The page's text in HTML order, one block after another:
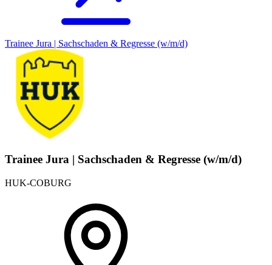
Trainee Jura | Sachschaden & Regresse (w/m/d)
Trainee Jura | Sachschaden & Regresse (w/m/d)
HUK-COBURG